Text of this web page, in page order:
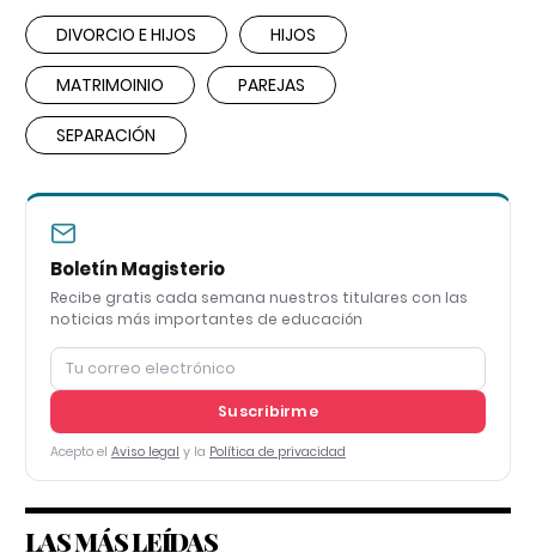
DIVORCIO E HIJOS HIJOS
MATRIMOINIO PAREJAS
SEPARACIÓN
Boletín Magisterio
Recibe gratis cada semana nuestros titulares con las
noticias más importantes de educación
Suscribirme
Acepto el Aviso legal y la Política de privacidad
LAS MÁS LEÍDAS